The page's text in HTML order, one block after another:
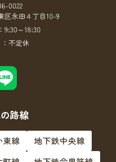
0022
区永田４丁目10-9
9:30～18:30
不定休
路線
東線
地下鉄中央線